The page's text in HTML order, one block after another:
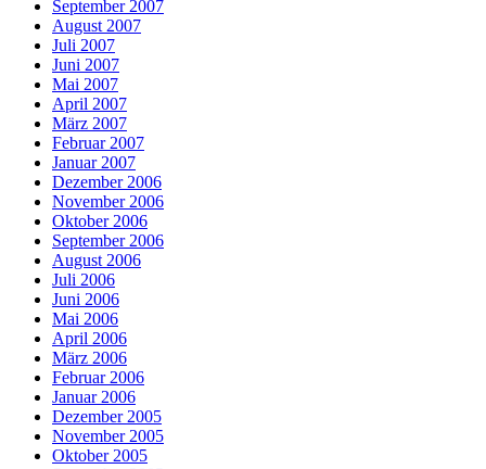
September 2007
August 2007
Juli 2007
Juni 2007
Mai 2007
April 2007
März 2007
Februar 2007
Januar 2007
Dezember 2006
November 2006
Oktober 2006
September 2006
August 2006
Juli 2006
Juni 2006
Mai 2006
April 2006
März 2006
Februar 2006
Januar 2006
Dezember 2005
November 2005
Oktober 2005